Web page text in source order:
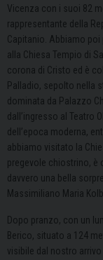
Vicenza con i suoi 82
rappresentante della
Capitanio. Abbiamo
alla Chiesa Tempio di
corona di Cristo ed è
Palladio, sepolto nella
dominata da Palazzo
dall’ingresso al Teatro
dell’epoca moderna,
abbiamo visitato la
pregevole chiostrino, è
davvero una bella
Massimiliano Maria
Dopo pranzo, con un
Berico, situato a 124
visibile dal nostro